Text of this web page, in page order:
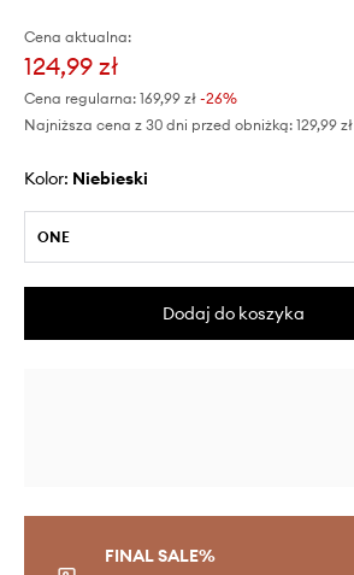
Cena aktualna:
124,99 zł
Cena regularna: 169,99 zł -26%
Najniższa cena z 30 dni przed obniżką: 129,99 zł
Kolor: niebieski
ONE
Dodaj do koszyka
FINAL SALE%